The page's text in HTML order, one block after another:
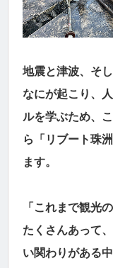
地震と津波、そ
なにが起こり、
ルを学ぶため、
ら「リブート珠
ます。
「これまで観光
たくさんあって
い関わりがある